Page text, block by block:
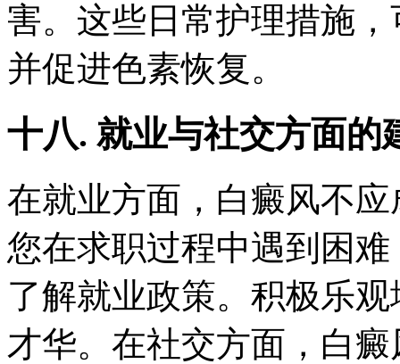
害。这些日常护理措施
并促进色素恢复。
十八. 就业与社交方面的
在就业方面，白癜风不
您在求职过程中遇到困
了解就业政策。积极乐
才华。在社交方面，白